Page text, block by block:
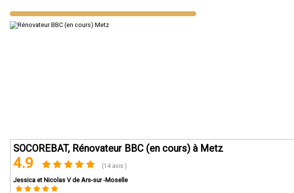
SOCOREBAT, Rénovateur BBC (en cours) à Metz
4.9 (14 avis )
Jessica et Nicolas V de Ars-sur -Moselle